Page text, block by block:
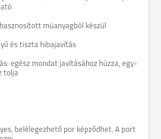
müanyagból készül
és tiszta hibajavítás
egész mondat javításához húzza, egy-
tolja
belélegezhető por képződhet. A port